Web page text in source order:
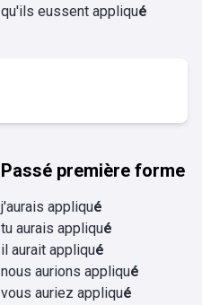
qu'ils eussent appliqué
Passé première forme
j'aurais appliqué
tu aurais appliqué
il aurait appliqué
nous aurions appliqué
vous auriez appliqué